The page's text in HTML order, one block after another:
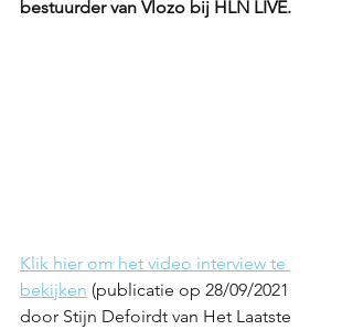
bestuurder van Vlozo bij HLN LIVE.
Klik hier om het video interview te
bekijken (publicatie op 28/09/2021
door Stijn Defoirdt van Het Laatste